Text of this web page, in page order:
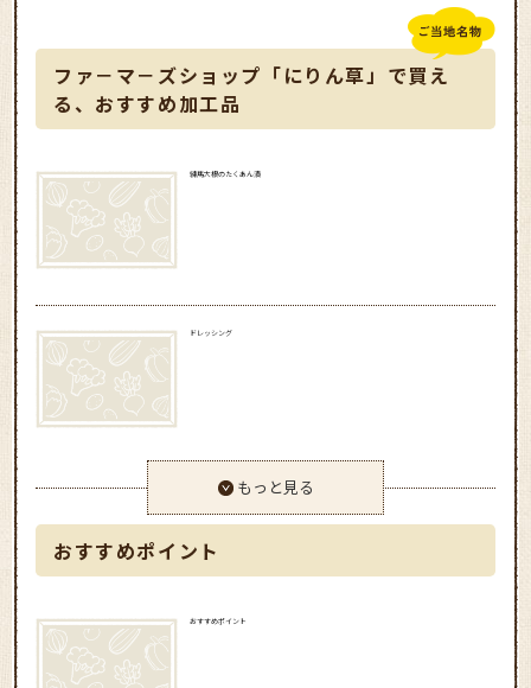
ファ－マ－ズショップ「にりん草」で買え
る、おすすめ加工品
練馬大根のたくあん漬
ドレッシング
もっと見る
おすすめポイント
おすすめポイント